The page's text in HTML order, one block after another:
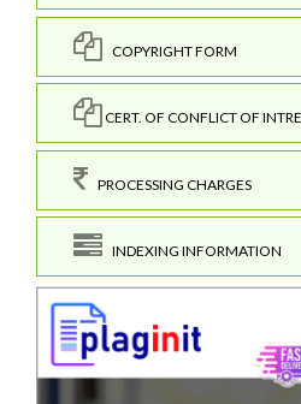
COPYRIGHT FORM
CERT. OF CONFLICT OF
PROCESSING CHARGES
INDEXING INFORMATION